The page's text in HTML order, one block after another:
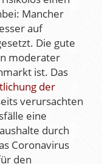
Mancher
auf
Die gute
moderater
ist. Das
der
verursachten
eine
durch
Coronavirus
den